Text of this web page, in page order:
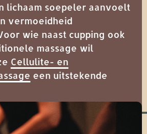
lichaam soepeler aanvoelt
vermoeidheid
wie naast cupping ook
massage wil
Cellulite- en
een uitstekende